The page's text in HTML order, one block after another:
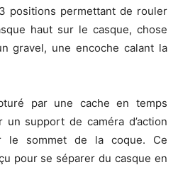
positions permettant de rouler
haut sur le casque, chose
gravel, une encoche calant la
par une cache en temps
support de caméra d’action
le sommet de la coque. Ce
pour se séparer du casque en